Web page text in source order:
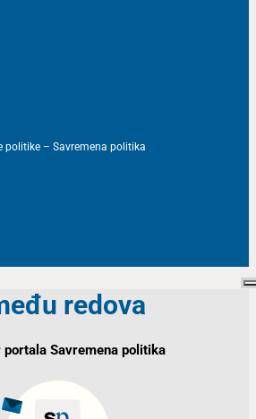
politike – Savremena politika
redova
portala Savremena politika